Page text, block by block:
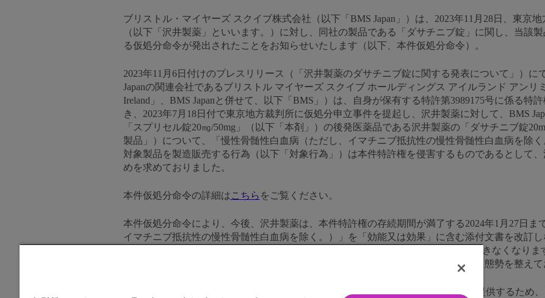
ブリストル・マイヤーズ スクイブ株式会社（以下「BMS Japan」）は、2023年11月28日、東京
（以下「沢井製薬」といいます。）に対し、同社の製品である「ダサチニブ錠」に関し、当該
る仮処分命令が発出されたことをお知らせいたします（以下、本件仮処分命令）。
2023年11月6日付けのプレスリリース（「沢井製薬のダサチニブ錠に関する発表について」）に
Japanの関連会社であるブリストル マイヤーズ スクイブ ホールディングス アイルランド アンリ
Ireland」、BMS Japanと併せて、以下「BMS」）は、自身が保有する特許第3989175号に係る特
き、2023年7月18日付で東京地方裁判所に仮処分申立事件を提起し、沢井製薬に対して、BMS
「スプリセル錠20㎎/50mg」（以下「本剤」）の後発医薬品である沢井製薬の「ダサチニブ錠
製品」）について、「慢性骨髄性白血病（ただし、イマチニブ抵抗性の慢性骨髄性白血病を除
対象製品を製造販売する行為（以下「対象行為」）は本件特許権を侵害するものであるとして
めを求めておりました。
本件仮処分命令の詳細はこちら をご覧ください。
本件仮処分命令により、今後、沢井製薬は、本件特許権の存続期間が満了する2024年1月27日ま
イマチニブ抵抗性の慢性骨髄性白血病を除く。）」を「効能又は効果」に含む添付文書を改訂
20mg/50mg「サワイ」」（対象製品）の製造販売行為（対象行為）をすることができなくなりま
を必要とされる患者さんに確実にお届けできるよう、本剤の在庫により十分賄える態勢を整えて
BMSは、深刻な病気を抱える患者さんを助けるための革新的な医薬品を開発し、提供するため